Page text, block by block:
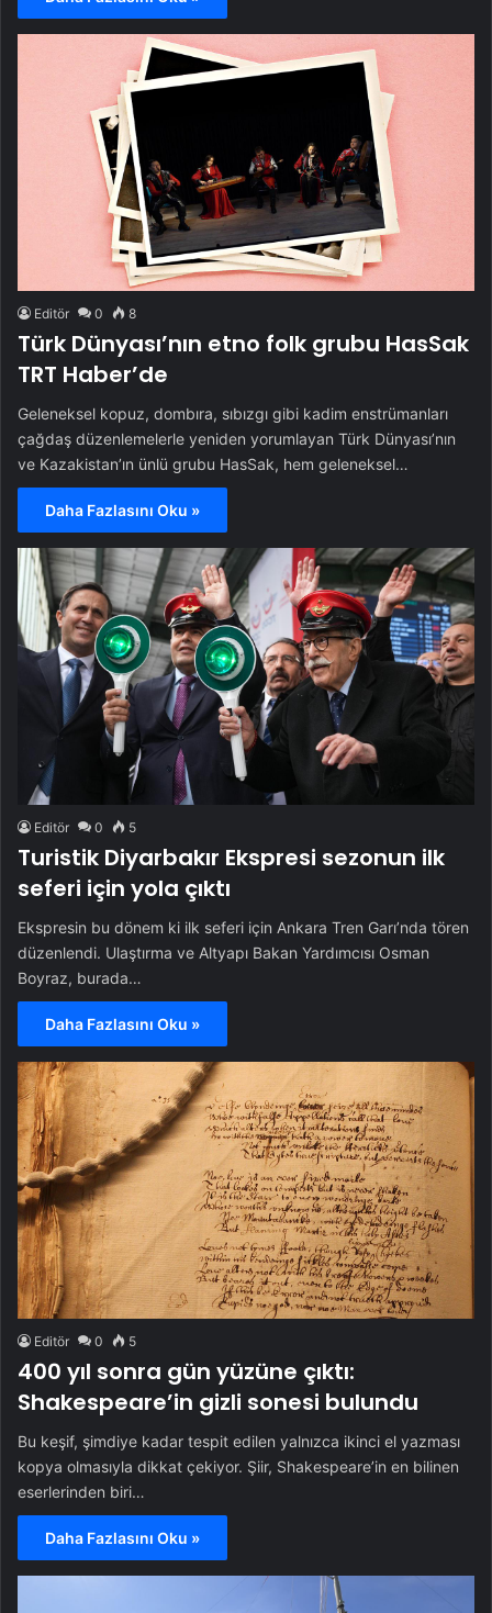
Editör 0 8
Türk Dünyası’nın etno folk grubu HasSak
TRT Haber’de
Geleneksel kopuz, dombıra, sıbızgı gibi kadim enstrümanları
çağdaş düzenlemelerle yeniden yorumlayan Türk Dünyası’nın
ve Kazakistan’ın ünlü grubu HasSak, hem geleneksel…
Daha Fazlasını Oku »
Editör 0 5
Turistik Diyarbakır Ekspresi sezonun ilk
seferi için yola çıktı
Ekspresin bu dönem ki ilk seferi için Ankara Tren Garı’nda tören
düzenlendi. Ulaştırma ve Altyapı Bakan Yardımcısı Osman
Boyraz, burada…
Daha Fazlasını Oku »
Editör 0 5
400 yıl sonra gün yüzüne çıktı:
Shakespeare’in gizli sonesi bulundu
Bu keşif, şimdiye kadar tespit edilen yalnızca ikinci el yazması
kopya olmasıyla dikkat çekiyor. Şiir, Shakespeare’in en bilinen
eserlerinden biri…
Daha Fazlasını Oku »